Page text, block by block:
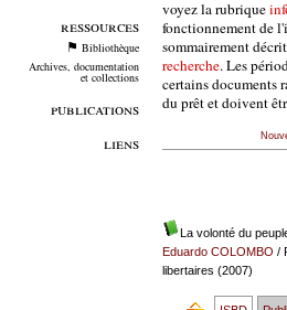
ressources
Bibliothèque
Archives, documentation
et collections
publications
liens
voyez la rubrique
fonctionnement de
sommairement
recherche. Les
certains documents
du prêt et doivent
La volonté du
Eduardo COLOMBO /
libertaires (2007)